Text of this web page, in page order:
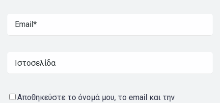
Αποθηκεύστε το όνομά μου, το email και την